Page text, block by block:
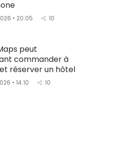
• 20:05 10
peut
commander à
réserver un hôtel
• 14:10 10